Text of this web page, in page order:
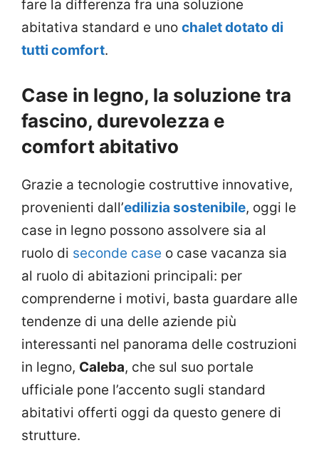
fare la differenza fra una soluzione
abitativa standard e uno chalet dotato di
tutti comfort.
Case in legno, la soluzione tra
fascino, durevolezza e
comfort abitativo
Grazie a tecnologie costruttive innovative,
provenienti dall’edilizia sostenibile, oggi le
case in legno possono assolvere sia al
ruolo di seconde case o case vacanza sia
al ruolo di abitazioni principali: per
comprenderne i motivi, basta guardare alle
tendenze di una delle aziende più
interessanti nel panorama delle costruzioni
in legno, Caleba, che sul suo portale
ufficiale pone l’accento sugli standard
abitativi offerti oggi da questo genere di
strutture.